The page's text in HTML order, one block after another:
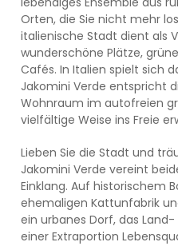
Orten, die Sie nicht mehr
italienische Stadt dient als
wunderschöne Plätze,
Cafés. In Italien spielt sich
Jakomini Verde entspricht
Wohnraum im autofreien
vielfältige Weise ins Freie
Lieben Sie die Stadt und
Jakomini Verde vereint
Einklang. Auf historischem
ehemaligen Kattunfabrik
ein urbanes Dorf, das
einer Extraportion